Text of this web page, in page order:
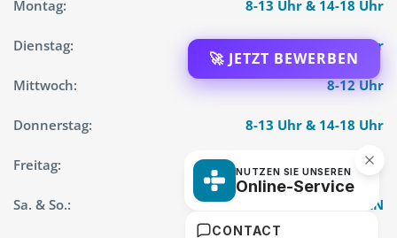
Montag: 8-13 Uhr & 14-18 Uhr
Dienstag: 8-13 Uhr & 14-18 Uhr
Mittwoch: 8-12 Uhr
Donnerstag: 8-13 Uhr & 14-18 Uhr
Freitag: 8-12 Uhr
Sa. & So.: GESCHLOSSEN
NUTZEN SIE UNSEREN
Online-Service
CONTACT
🚀 JETZT BEWERBEN